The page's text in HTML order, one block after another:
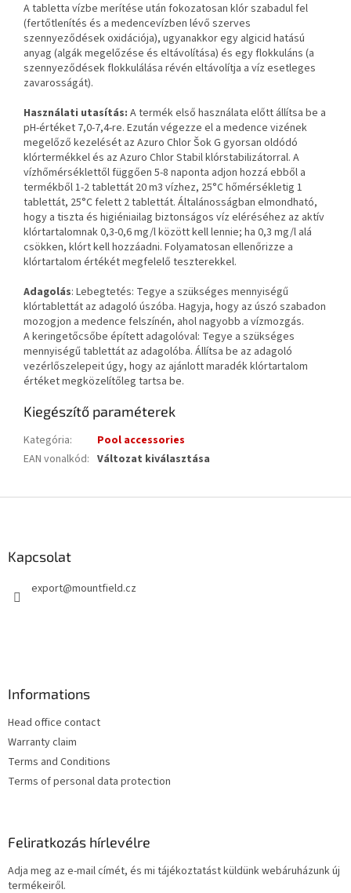
A tabletta vízbe merítése után fokozatosan klór szabadul fel
(fertőtlenítés és a medencevízben lévő szerves
szennyeződések oxidációja), ugyanakkor egy algicid hatású
anyag (algák megelőzése és eltávolítása) és egy flokkuláns (a
szennyeződések flokkulálása révén eltávolítja a víz esetleges
zavarosságát).
Használati utasítás: A termék első használata előtt állítsa be a
pH-értéket 7,0-7,4-re. Ezután végezze el a medence vizének
megelőző kezelését az Azuro Chlor Šok G gyorsan oldódó
klórtermékkel és az Azuro Chlor Stabil klórstabilizátorral. A
vízhőmérséklettől függően 5-8 naponta adjon hozzá ebből a
termékből 1-2 tablettát 20 m3 vízhez, 25°C hőmérsékletig 1
tablettát, 25°C felett 2 tablettát. Általánosságban elmondható,
hogy a tiszta és higiéniailag biztonságos víz eléréséhez az aktív
klórtartalomnak 0,3-0,6 mg/l között kell lennie; ha 0,3 mg/l alá
csökken, klórt kell hozzáadni. Folyamatosan ellenőrizze a
klórtartalom értékét megfelelő teszterekkel.
Adagolás: Lebegtetés: Tegye a szükséges mennyiségű
klórtablettát az adagoló úszóba. Hagyja, hogy az úszó szabadon
mozogjon a medence felszínén, ahol nagyobb a vízmozgás.
A keringetőcsőbe épített adagolóval: Tegye a szükséges
mennyiségű tablettát az adagolóba. Állítsa be az adagoló
vezérlőszelepeit úgy, hogy az ajánlott maradék klórtartalom
értéket megközelítőleg tartsa be.
Kiegészítő paraméterek
Kategória:
Pool accessories
EAN vonalkód: Változat kiválasztása
Kapcsolat
export@mountfield.cz
Informations
Head office contact
Warranty claim
Terms and Conditions
Terms of personal data protection
Feliratkozás hírlevélre
Adja meg az e-mail címét, és mi tájékoztatást küldünk webáruházunk új
termékeiről.